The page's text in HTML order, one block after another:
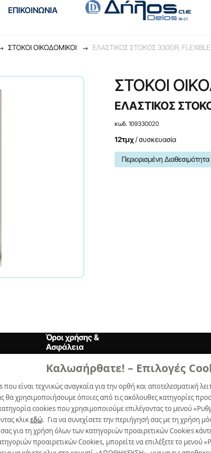
Καλωσήρθατε! – Επιλογές
είναι τεχνικώς αναγκαία για την ορθή και αποτελεσματική
χρησιμοποιήσουμε όποιες από τις ακόλουθες κατηγορίες
cookies που χρησιμοποιούμε επιλέγοντας το μενού
κλικεδώ. Για να συνεχίσετε την περιήγησή σας με τη χρήση
για τη χρήση όλων των κατηγοριών προαιρετικών Cookies
προαιρετικών Cookies, μπορείτε να επιλέξετε το μενού
ΕΠΙΚΟΙΝΩΝΙΑ
ΣΤΟΚΟΙ OIKOΔOMIKOI ΕΛΑΣΤΙΚΟΣ ΣΤΟΚΟΣ 330GR. FLEXIBLE
ΣΤΟΚΟΙ
ΕΛΑΣΤΙΚΟΣ
κωδ. 109330020
12τμχ/ συσκευασία
Περιορισμένη Διαθεσιμότητα
Όροι χρήσης &
Ασφάλεια
Όροι Xρήσης
Δήλωση Aπορρήτου
Πολιτική Cookies
Προτιμήσεις Cookies